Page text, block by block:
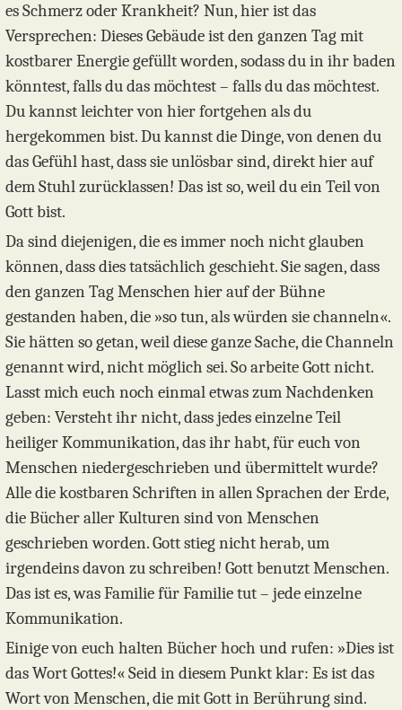
es Schmerz oder Krankheit? Nun, hier ist das
Versprechen: Dieses Gebäude ist den ganzen Tag mit
kostbarer Energie gefüllt worden, sodass du in ihr baden
könntest, falls du das möchtest – falls du das möchtest.
Du kannst leichter von hier fortgehen als du
hergekommen bist. Du kannst die Dinge, von denen du
das Gefühl hast, dass sie unlösbar sind, direkt hier auf
dem Stuhl zurücklassen! Das ist so, weil du ein Teil von
Gott bist.
Da sind diejenigen, die es immer noch nicht glauben
können, dass dies tatsächlich geschieht. Sie sagen, dass
den ganzen Tag Menschen hier auf der Bühne
gestanden haben, die »so tun, als würden sie channeln«.
Sie hätten so getan, weil diese ganze Sache, die Channeln
genannt wird, nicht möglich sei. So arbeite Gott nicht.
Lasst mich euch noch einmal etwas zum Nachdenken
geben: Versteht ihr nicht, dass jedes einzelne Teil
heiliger Kommunikation, das ihr habt, für euch von
Menschen niedergeschrieben und übermittelt wurde?
Alle die kostbaren Schriften in allen Sprachen der Erde,
die Bücher aller Kulturen sind von Menschen
geschrieben worden. Gott stieg nicht herab, um
irgendeins davon zu schreiben! Gott benutzt Menschen.
Das ist es, was Familie für Familie tut – jede einzelne
Kommunikation.
Einige von euch halten Bücher hoch und rufen: »Dies ist
das Wort Gottes!« Seid in diesem Punkt klar: Es ist das
Wort von Menschen, die mit Gott in Berührung sind.